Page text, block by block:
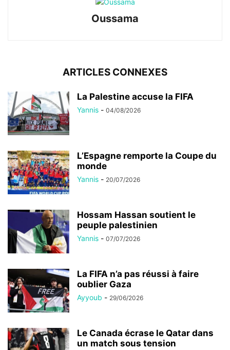
Oussama
ARTICLES CONNEXES
La Palestine accuse la FIFA
Yannis - 04/08/2026
L’Espagne remporte la Coupe du
monde
Yannis - 20/07/2026
Hossam Hassan soutient le
peuple palestinien
Yannis - 07/07/2026
La FIFA n’a pas réussi à faire
oublier Gaza
Ayyoub - 29/06/2026
Le Canada écrase le Qatar dans
un match sous tension